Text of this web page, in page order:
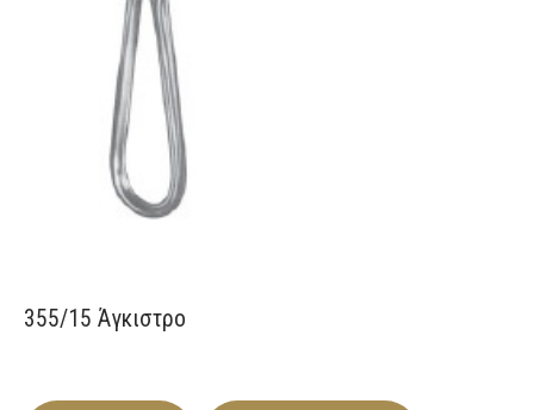
355/15 Άγκιστρο